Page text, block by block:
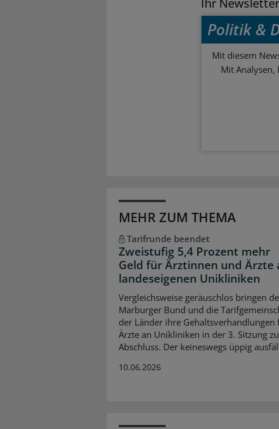
Ihr
Politik &
Mit diesem
Mit
MEHR ZUM THEMA
Tarifrunde beendet
Zweistufig 5,4 Prozent mehr
Geld für Ärztinnen und Ärzte
landeseigenen Unikliniken
Vergleichsweise geräuschlos bringen
Marburger Bund und die
der Länder ihre Gehaltsverhandlungen
Ärzte an Unikliniken in der 3. Sitzung
Abschluss. Der keineswegs üppig
10.06.2026